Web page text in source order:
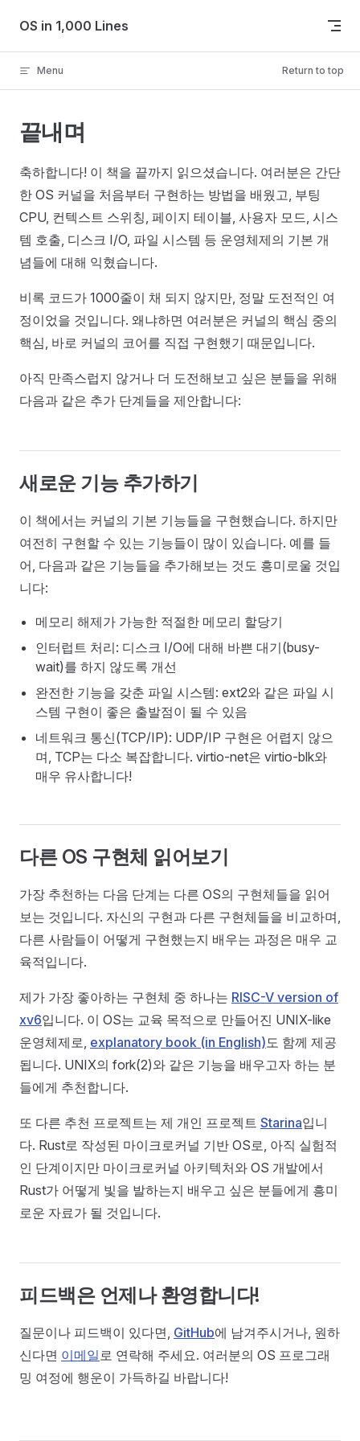
Skip to content
OS in 1,000 Lines
Menu Return to top
끝내며
축하합니다! 이 책을 끝까지 읽으셨습니다. 여러분은 간단
한 OS 커널을 처음부터 구현하는 방법을 배웠고, 부팅
CPU, 컨텍스트 스위칭, 페이지 테이블, 사용자 모드, 시스
템 호출, 디스크 I/O, 파일 시스템 등 운영체제의 기본 개
념들에 대해 익혔습니다.
비록 코드가 1000줄이 채 되지 않지만, 정말 도전적인 여
정이었을 것입니다. 왜냐하면 여러분은 커널의 핵심 중의
핵심, 바로 커널의 코어를 직접 구현했기 때문입니다.
아직 만족스럽지 않거나 더 도전해보고 싶은 분들을 위해
다음과 같은 추가 단계들을 제안합니다:
새로운 기능 추가하기
이 책에서는 커널의 기본 기능들을 구현했습니다. 하지만
여전히 구현할 수 있는 기능들이 많이 있습니다. 예를 들
어, 다음과 같은 기능들을 추가해보는 것도 흥미로울 것입
니다:
메모리 해제가 가능한 적절한 메모리 할당기
인터럽트 처리: 디스크 I/O에 대해 바쁜 대기(busy-
wait)를 하지 않도록 개선
완전한 기능을 갖춘 파일 시스템: ext2와 같은 파일 시
스템 구현이 좋은 출발점이 될 수 있음
네트워크 통신(TCP/IP): UDP/IP 구현은 어렵지 않으
며, TCP는 다소 복잡합니다. virtio-net은 virtio-blk와
매우 유사합니다!
다른 OS 구현체 읽어보기
가장 추천하는 다음 단계는 다른 OS의 구현체들을 읽어
보는 것입니다. 자신의 구현과 다른 구현체들을 비교하며,
다른 사람들이 어떻게 구현했는지 배우는 과정은 매우 교
육적입니다.
제가 가장 좋아하는 구현체 중 하나는 RISC-V version of
xv6입니다. 이 OS는 교육 목적으로 만들어진 UNIX-like
운영체제로, explanatory book (in English)도 함께 제공
됩니다. UNIX의 fork(2)와 같은 기능을 배우고자 하는 분
들에게 추천합니다.
또 다른 추천 프로젝트는 제 개인 프로젝트 Starina입니
다. Rust로 작성된 마이크로커널 기반 OS로, 아직 실험적
인 단계이지만 마이크로커널 아키텍처와 OS 개발에서
Rust가 어떻게 빛을 발하는지 배우고 싶은 분들에게 흥미
로운 자료가 될 것입니다.
피드백은 언제나 환영합니다!
질문이나 피드백이 있다면, GitHub에 남겨주시거나, 원하
신다면 이메일로 연락해 주세요. 여러분의 OS 프로그래
밍 여정에 행운이 가득하길 바랍니다!